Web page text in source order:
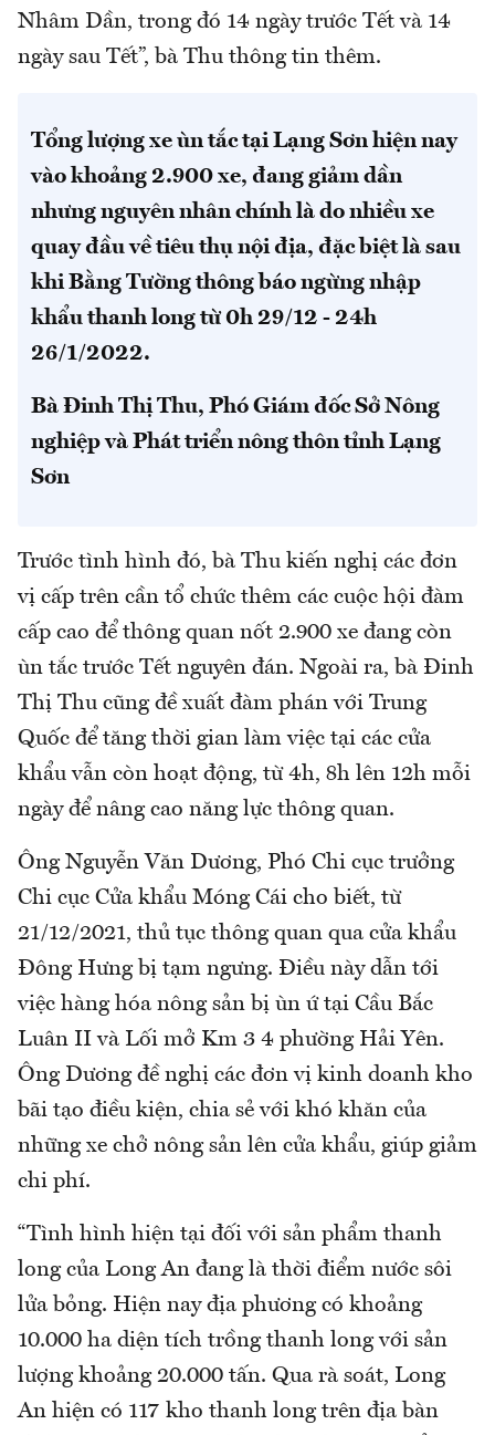
Nhâm Dần, trong đó 14 ngày trước Tết và 14
ngày sau Tết”, bà Thu thông tin thêm.
Tổng lượng xe ùn tắc tại Lạng Sơn hiện nay
vào khoảng 2.900 xe, đang giảm dần
nhưng nguyên nhân chính là do nhiều xe
quay đầu về tiêu thụ nội địa, đặc biệt là sau
khi Bằng Tường thông báo ngừng nhập
khẩu thanh long từ 0h 29/12 - 24h
26/1/2022.
Bà Đinh Thị Thu, Phó Giám đốc Sở Nông
nghiệp và Phát triển nông thôn tỉnh Lạng
Sơn
Trước tình hình đó, bà Thu kiến nghị các đơn
vị cấp trên cần tổ chức thêm các cuộc hội đàm
cấp cao để thông quan nốt 2.900 xe đang còn
ùn tắc trước Tết nguyên đán. Ngoài ra, bà Đinh
Thị Thu cũng đề xuất đàm phán với Trung
Quốc để tăng thời gian làm việc tại các cửa
khẩu vẫn còn hoạt động, từ 4h, 8h lên 12h mỗi
ngày để nâng cao năng lực thông quan.
Ông Nguyễn Văn Dương, Phó Chi cục trưởng
Chi cục Cửa khẩu Móng Cái cho biết, từ
21/12/2021, thủ tục thông quan qua cửa khẩu
Đông Hưng bị tạm ngưng. Điều này dẫn tới
việc hàng hóa nông sản bị ùn ứ tại Cầu Bắc
Luân II và Lối mở Km 3 4 phường Hải Yên.
Ông Dương đề nghị các đơn vị kinh doanh kho
bãi tạo điều kiện, chia sẻ với khó khăn của
những xe chở nông sản lên cửa khẩu, giúp giảm
chi phí.
“Tình hình hiện tại đối với sản phẩm thanh
long của Long An đang là thời điểm nước sôi
lửa bỏng. Hiện nay địa phương có khoảng
10.000 ha diện tích trồng thanh long với sản
lượng khoảng 20.000 tấn. Qua rà soát, Long
An hiện có 117 kho thanh long trên địa bàn